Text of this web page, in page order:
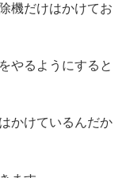
機だけはかけてお
やるようにすると
かけているんだか